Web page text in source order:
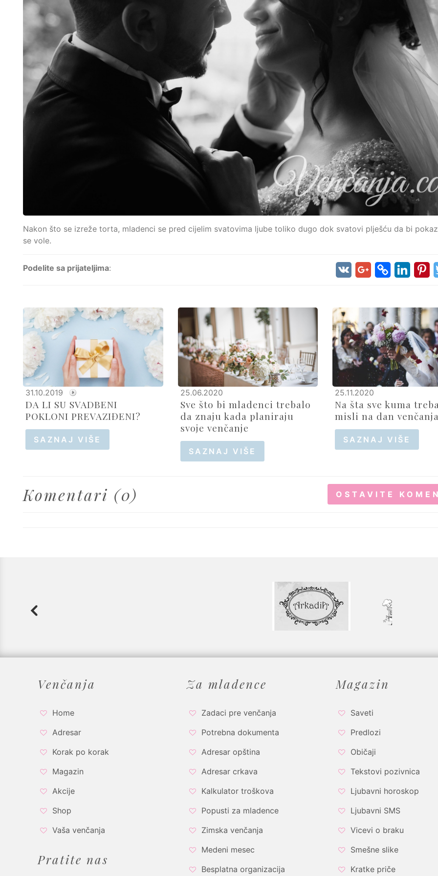
Nakon što se izreže torta, mladenci se pred cijelim svatovima ljube toliko dugo dok svatovi plješću da bi
se vole.
Podelite sa prijateljima:
31.10.2019
DA LI SU SVADBENI
POKLONI PREVAZIĐENI?
SAZNAJ VIŠE
25.06.2020
Sve što bi mladenci trebalo
da znaju kada planiraju
svoje venčanje
SAZNAJ VIŠE
25.11.2020
Na šta sve kuma
misli na dan
SAZNAJ VIŠE
Komentari (0) OSTAVITE
Venčanja
Home
Adresar
Korak po korak
Magazin
Akcije
Shop
Vaša venčanja
Pratite nas
Za mladence
Zadaci pre venčanja
Potrebna dokumenta
Adresar opština
Adresar crkava
Kalkulator troškova
Popusti za mladence
Zimska venčanja
Medeni mesec
Besplatna organizacija
Magazin
Saveti
Predlozi
Običaji
Tekstovi pozivnica
Ljubavni horoskop
Ljubavni SMS
Vicevi o braku
Smešne slike
Kratke priče